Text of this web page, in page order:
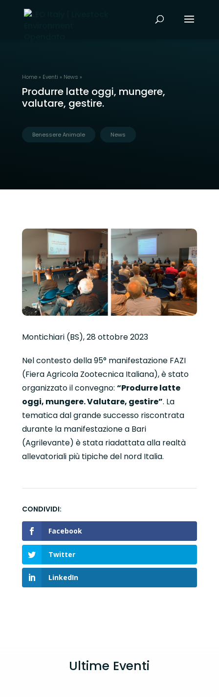
Home» Eventi » News »
Produrre latte oggi, mungere,
valutare, gestire.
Benessere Animale News
Montichiari (BS), 28 ottobre 2023
Nel contesto della 95° manifestazione FAZI
(Fiera Agricola Zootecnica Italiana), è stato
organizzato il convegno: “Produrre latte
oggi, mungere. Valutare, gestire”. La
tematica dal grande successo riscontrata
durante la manifestazione a Bari
(Agrilevante) è stata riadattata alla realtà
allevatoriali più tipiche del nord Italia.
Facebook
Twitter
LinkedIn
Ultime Eventi